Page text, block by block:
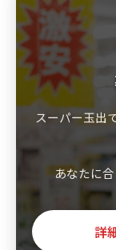
スーパー玉出
あなたに
詳